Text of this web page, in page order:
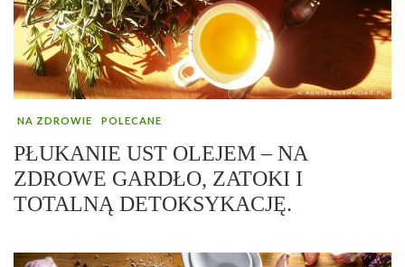
NA ZDROWIE POLECANE
PŁUKANIE UST OLEJEM – NA
ZDROWE GARDŁO, ZATOKI I
TOTALNĄ DETOKSYKACJĘ.